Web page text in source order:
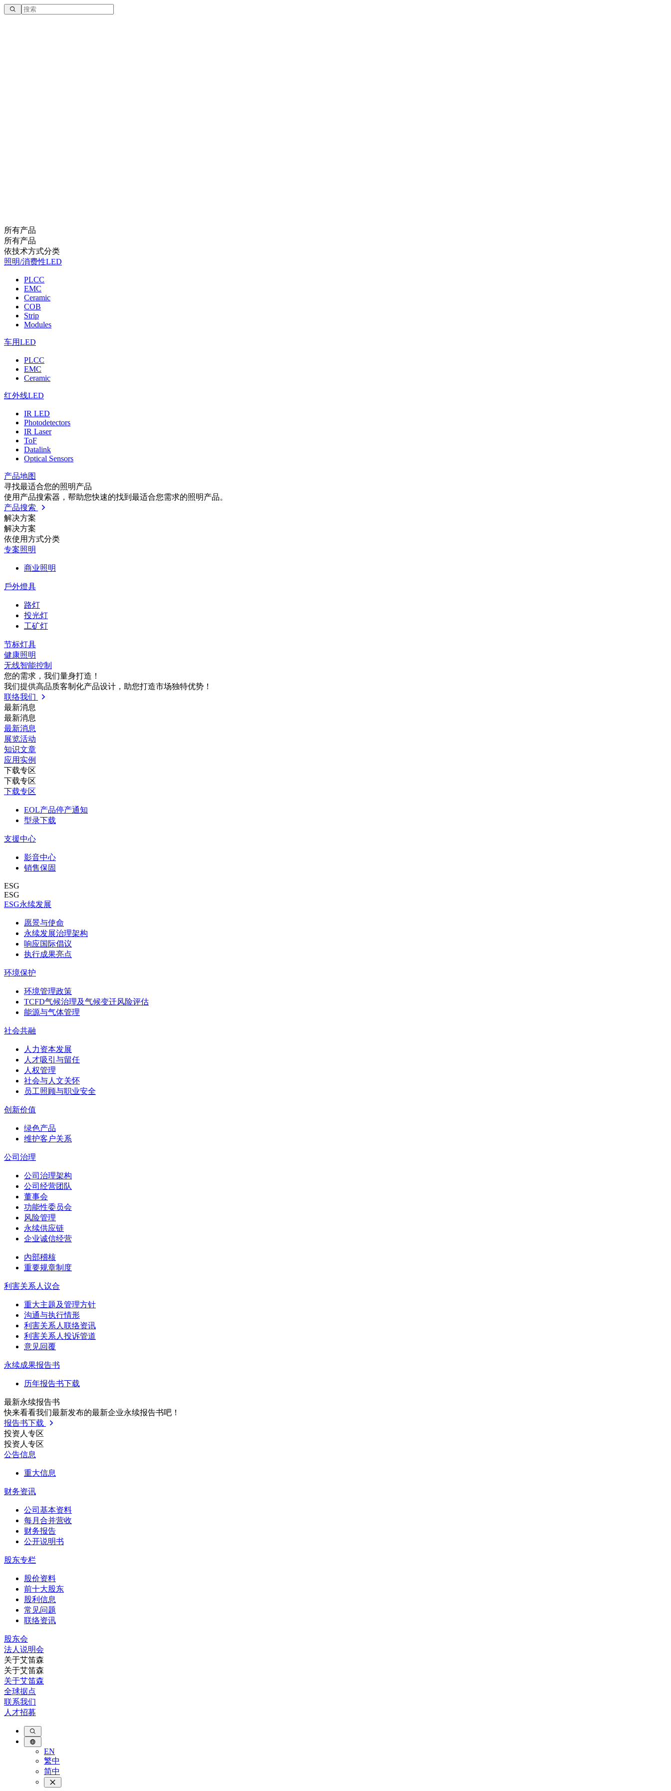
所有产品
所有产品
依技术方式分类
照明/消费性LED
PLCC
EMC
Ceramic
COB
Strip
Modules
车用LED
PLCC
EMC
Ceramic
红外线LED
IR LED
Photodetectors
IR Laser
ToF
Datalink
Optical Sensors
产品地图
寻找最适合您的照明产品
使用产品搜索器，帮助您快速的找到最适合您需求的照明产品。
产品搜索
解决方案
解决方案
依使⽤⽅式分类
专案照明
商业照明
戶外燈具
路灯
投光灯
工矿灯
节标灯具
健康照明
无线智能控制
您的需求，我们量⾝打造！
我们提供⾼品质客制化产品设计，助您打造市场独特优势！
联络我们
最新消息
最新消息
最新消息
展览活动
知识⽂章
应⽤实例
下载专区
下载专区
下载专区
EOL产品停产通知
型录下载
支援中心
影音中心
销售保固
ESG
ESG
ESG永续发展
愿景与使命
永续发展治理架构
响应国际倡议
执行成果亮点
环境保护
环境管理政策
TCFD气候治理及气候变迁风险评估
能源与气体管理
社会共融
人力资本发展
人才吸引与留任
人权管理
社会与人文关怀
员工照顾与职业安全
创新价值
绿色产品
维护客户关系
公司治理
公司治理架构
公司经营团队
董事会
功能性委员会
风险管理
永续供应链
企业诚信经营
內部稽核
重要规章制度
利害关系人议合
重大主题及管理方针
沟通与执行情形
利害关系人联络资讯
利害关系人投诉管道
意见回覆
永续成果报告书
历年报告书下载
最新永续报告书
快来看看我们最新发布的最新企业永续报告书吧！
报告书下载
投资人专区
投资人专区
公告信息
重大信息
财务资讯
公司基本资料
每月合并营收
财务报告
公开说明书
股东专栏
股价资料
前十大股东
股利信息
常见问题
联络资讯
股东会
法⼈说明会
关于艾笛森
关于艾笛森
关于艾笛森
全球据点
联系我们
人才招募
EN
繁中
简中